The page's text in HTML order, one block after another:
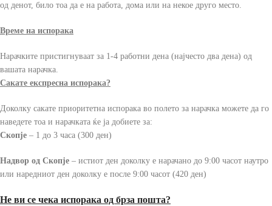
од денот, било тоа да е на работа, дома или на некое друго место.
Време на испорака
Нарачките пристигнуваат за 1-4 работни дена (најчесто два дена) од
вашата нарачка.
Сакате експресна испорака?
Доколку сакате приоритетна испорака во полето за нарачка можете да го
наведете тоа и нарачката ќе ја добиете за:
Скопје – 1 до 3 часа (300 ден)
Надвор од Скопје – истиот ден доколку е нарачано до 9:00 часот наутро
или наредниот ден доколку е после 9:00 часот (420 ден)
Не ви се чека испорака од брза пошта?